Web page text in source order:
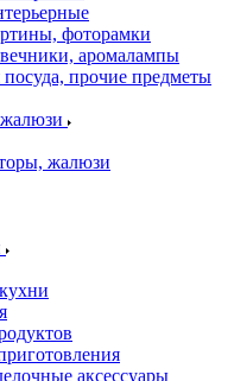
фоторамки
аромалампы
прочие предметы
жалюзи
аксессуары